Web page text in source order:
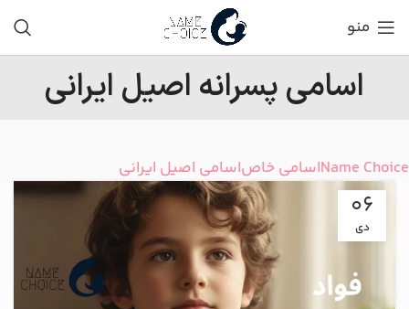
منو
اسامی پسرانه اصیل ایرانی
Name Choiceاسامی خاصاسامی اصیل ایرانی
06
دی